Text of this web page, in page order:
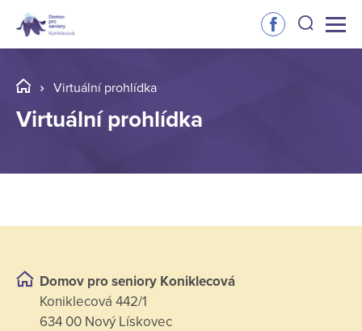
Virtuální prohlídka
Virtuální prohlídka
Domov pro seniory Koniklecová
Koniklecová 442/1
634 00 Nový Lískovec